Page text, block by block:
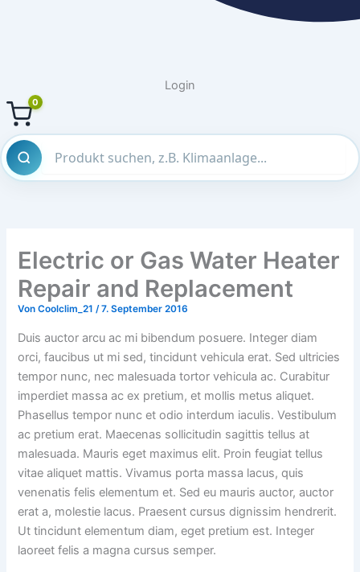
Login
0
Electric or Gas Water Heater
Repair and Replacement
VonCoolclim_21/7. September 2016
Duis auctor arcu ac mi bibendum posuere. Integer diam
orci, faucibus ut mi sed, tincidunt vehicula erat. Sed ultricies
tempor nunc, nec malesuada tortor vehicula ac. Curabitur
imperdiet massa ac ex pretium, et mollis metus aliquet.
Phasellus tempor nunc et odio interdum iaculis. Vestibulum
ac pretium erat. Maecenas sollicitudin sagittis tellus at
malesuada. Mauris eget maximus elit. Proin feugiat tellus
vitae aliquet mattis. Vivamus porta massa lacus, quis
venenatis felis elementum et. Sed eu mauris auctor, auctor
erat a, molestie lacus. Praesent cursus dignissim hendrerit.
Ut tincidunt elementum diam, eget pretium est. Integer
laoreet felis a magna cursus semper.